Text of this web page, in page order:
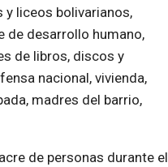
y liceos bolivarianos,
de desarrollo humano,
de libros, discos y
nacional, vivienda,
madres del barrio,
de personas durante el